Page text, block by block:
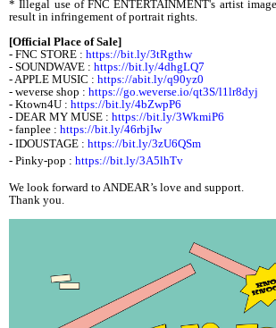
* Illegal use of FNC ENTERTAINMENT's artist
result in infringement of portrait rights.
[Official Place of Sale]
- FNC STORE : https://bit.ly/3tRgthw
- SOUNDWAVE : https://bit.ly/4dhgLQ7
- APPLE MUSIC : https://abit.ly/q90yz0
- weverse shop : https://go.weverse.io/qt3S/l1lr8dyj
- Ktown4U : https://bit.ly/4bZwpP6
- DEAR MY MUSE : https://bit.ly/3WkmiP6
- fanplee : https://bit.ly/46rbjIw
- IDOUSTAGE : https://bit.ly/3zU6QSm
- Pinky-pop : https://bit.ly/3A5lhTv
We look forward to ANDEAR’s love and support.
Thank you.